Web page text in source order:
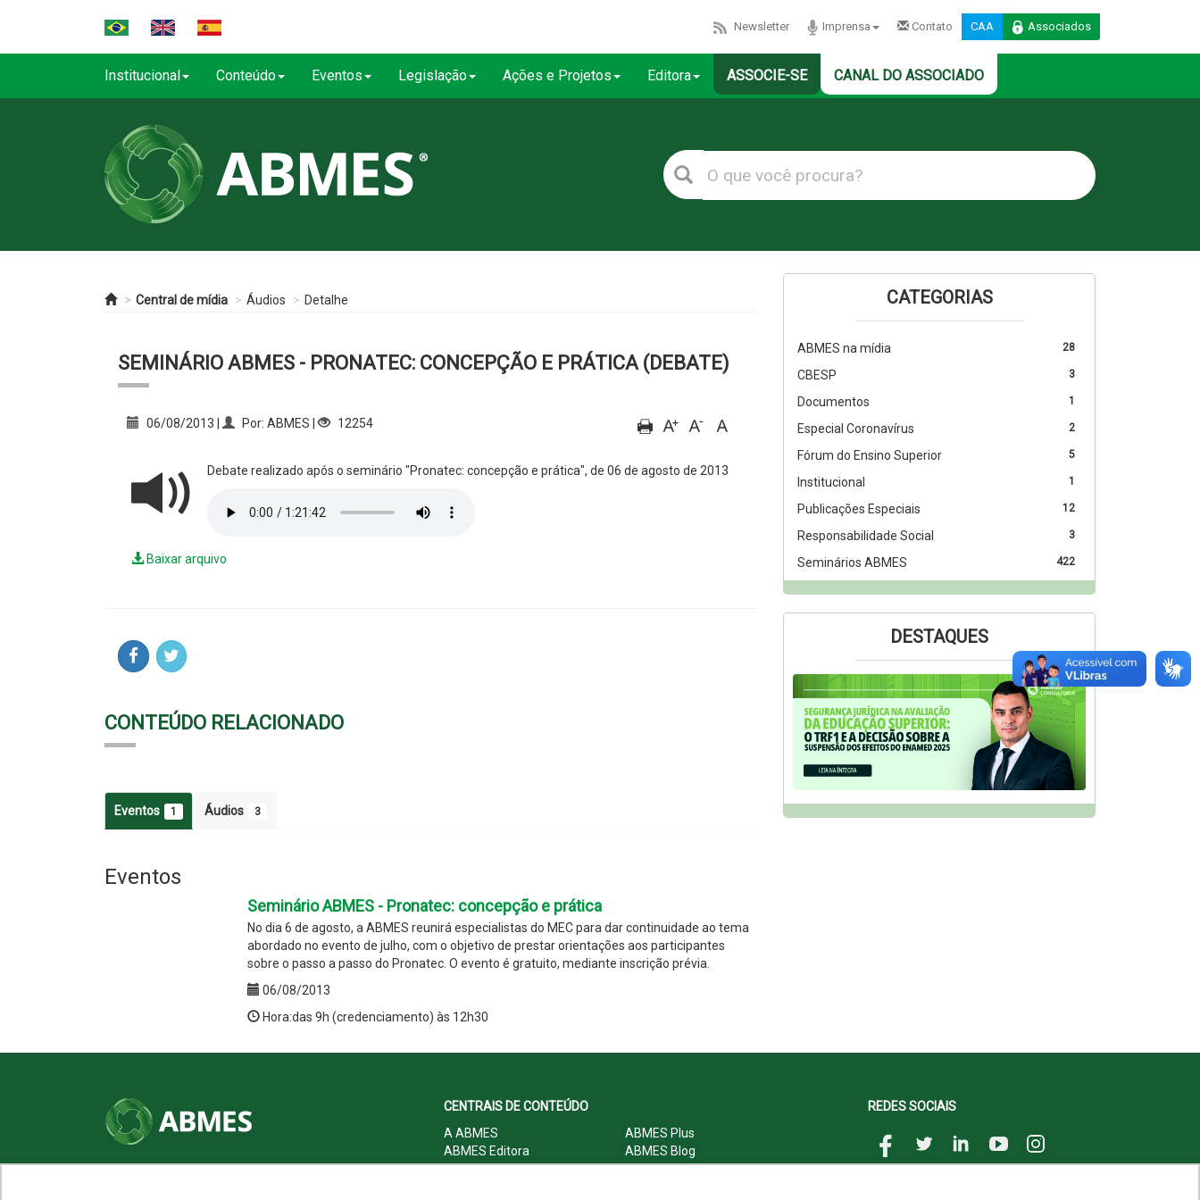
Newsletter Imprensa Contato CAA Associados
Institucional Conteúdo Eventos Legislação Ações e Projetos Editora ASSOCIE-SE CANAL DO ASSOCIADO
Central de mídia Áudios Detalhe
SEMINÁRIO ABMES - PRONATEC: CONCEPÇÃO E PRÁTICA (DEBATE)
06/08/2013 | Por: ABMES | 12254
Debate realizado após o seminário "Pronatec: concepção e prática", de 06 de agosto de 2013
Baixar arquivo
CONTEÚDO RELACIONADO
Eventos 1 Áudios 3
Eventos
Seminário ABMES - Pronatec: concepção e prática
No dia 6 de agosto, a ABMES reunirá especialistas do MEC para dar continuidade ao tema
abordado no evento de julho, com o objetivo de prestar orientações aos participantes
sobre o passo a passo do Pronatec. O evento é gratuito, mediante inscrição prévia.
06/08/2013
Hora:das 9h (credenciamento) às 12h30
CATEGORIAS
28
ABMES na mídia
3
CBESP
1
Documentos
2
Especial Coronavírus
5
Fórum do Ensino Superior
1
Institucional
12
Publicações Especiais
3
Responsabilidade Social
422
Seminários ABMES
DESTAQUES
CENTRAIS DE CONTEÚDO
A ABMES
ABMES Plus
ABMES Editora
ABMES Blog
ABMES LInC
Legislação
REDES SOCIAIS